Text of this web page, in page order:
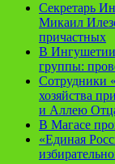
Секретарь
Микаил
причастных
В Ингушетии
группы:
Сотрудники
хозяйства
и Аллею
В Магасе
«Единая